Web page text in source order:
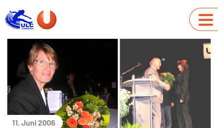
11. Juni 2006